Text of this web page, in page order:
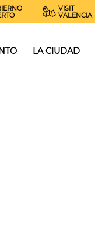
VISIT
VALENCIA
LA CIUDAD